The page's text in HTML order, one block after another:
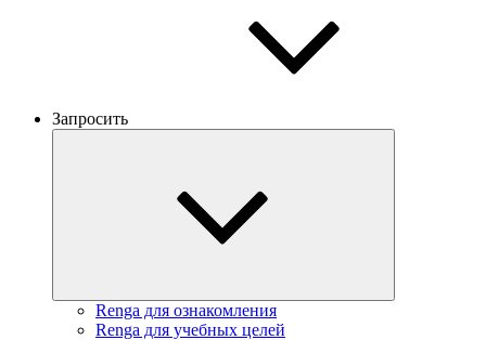
Запросить
Renga для ознакомления
Renga для учебных целей